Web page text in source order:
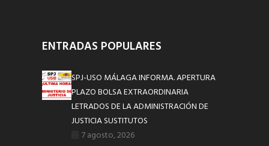
ENTRADAS POPULARES
SPJ-USO MÁLAGA INFORMA. APERTURA
PLAZO BOLSA EXTRAORDINARIA
LETRADOS DE LA ADMINISTRACIÓN DE
JUSTICIA SUSTITUTOS
7 agosto, 2026